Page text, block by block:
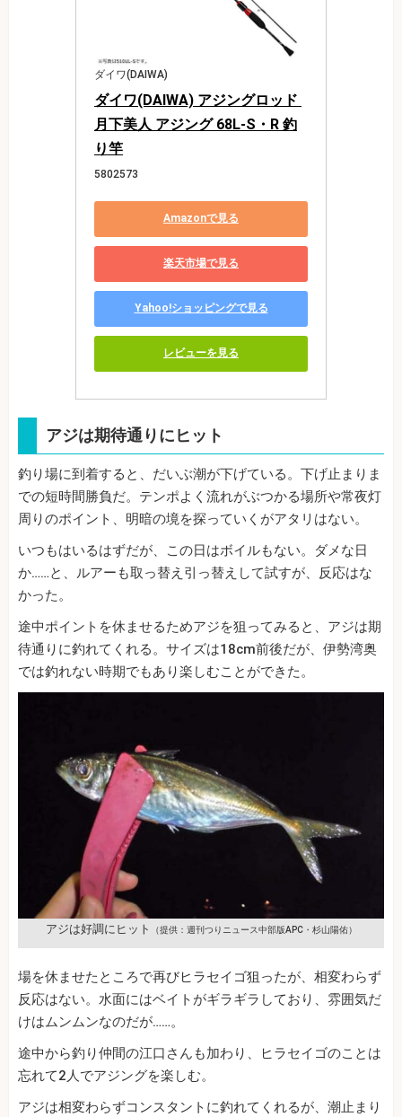
ダイワ(DAIWA)
ダイワ(DAIWA) アジングロッド
月下美人 アジング 68L-S・R 釣
り竿
5802573
Amazonで見る
楽天市場で見る
Yahoo!ショッピングで見る
レビューを見る
アジは期待通りにヒット
釣り場に到着すると、だいぶ潮が下げている。下げ止まりま
での短時間勝負だ。テンポよく流れがぶつかる場所や常夜灯
周りのポイント、明暗の境を探っていくがアタリはない。
いつもはいるはずだが、この日はボイルもない。ダメな日
か……と、ルアーも取っ替え引っ替えして試すが、反応はな
かった。
途中ポイントを休ませるためアジを狙ってみると、アジは期
待通りに釣れてくれる。サイズは18cm前後だが、伊勢湾奥
では釣れない時期でもあり楽しむことができた。
アジは好調にヒット （提供：週刊つりニュース中部版APC・杉山陽佑）
場を休ませたところで再びヒラセイゴ狙ったが、相変わらず
反応はない。水面にはベイトがギラギラしており、雰囲気だ
けはムンムンなのだが……。
途中から釣り仲間の江口さんも加わり、ヒラセイゴのことは
忘れて2人でアジングを楽しむ。
アジは相変わらずコンスタントに釣れてくれるが、潮止まり